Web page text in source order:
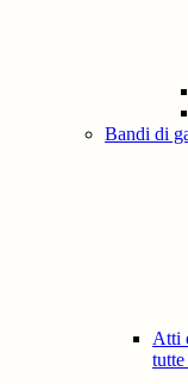
Bandi di
Atti